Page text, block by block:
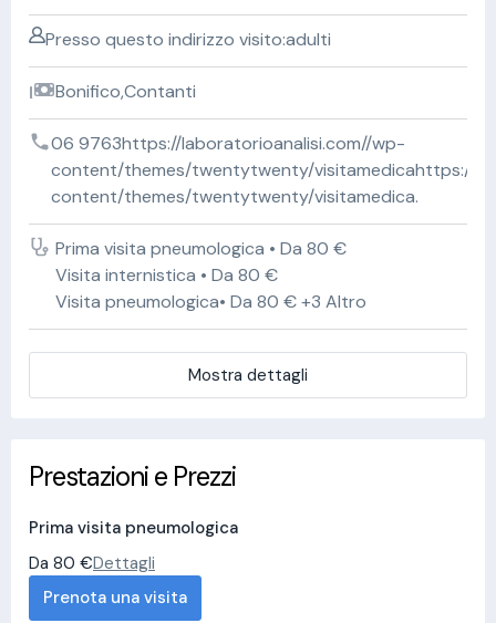
Presso questo indirizzo visito:adulti
Bonifico,Contanti
06 9763https://laboratorioanalisi.com//wp-
content/themes/twentytwenty/visitamedicahttps://
content/themes/twentytwenty/visitamedica.
Prima visita pneumologica • Da 80 €
Visita internistica • Da 80 €
Visita pneumologica• Da 80 € +3 Altro
Mostra dettagli
Prestazioni e Prezzi
Prima visita pneumologica
Da 80 €Dettagli
Prenota una visita